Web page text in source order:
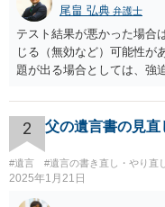
尾畠 弘典 弁護士
テスト結果が悪かった場合
じる（無効など）可能性が
題が出る場合としては、強
すが、弁護士に作成を依頼
ースが多いと思います。
律の基準はありません。
2 父の遺言書の見
#遺言 #遺言の書き直し・やり直
2025年1月21日